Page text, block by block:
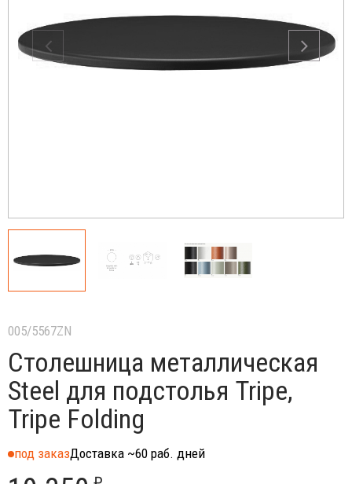
005/5567ZN
Столешница металлическая
Steel для подстолья Tripe,
Tripe Folding
под заказДоставка ~60 раб. дней